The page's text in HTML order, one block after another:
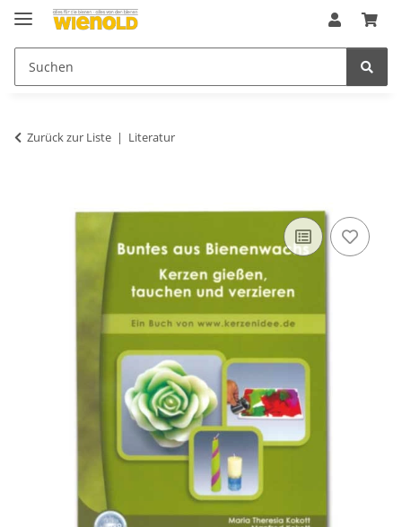
Zurück zur Liste Literatur